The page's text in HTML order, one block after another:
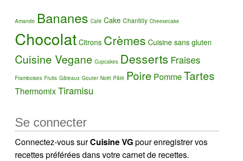
Amande Bananes Café Cake Chantilly Cheesecake
Chocolat Citrons Crèmes Cuisine sans gluten
Cuisine Vegane Cupcakes Desserts Fraises
Framboises Fruits Gâteaux Gouter Noël Pâté Poire PommeTartes
ThermomixTiramisu
Se connecter
Connectez-vous surCuisine VGpour enregistrer vos
recettes préférées dans votre carnet de recettes.